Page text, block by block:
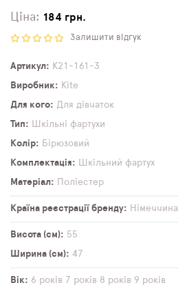
Ціна: 184 грн.
Залишити відгук
Артикул
K21-161-3
Виробник
Kite
Для кого
Для дівчаток
Тип
Шкільні фартухи
Колір
Бірюзовий
Комплектація
Шкільний фартух
Матеріал
Поліестер
Країна реєстрації бренду Німеччина
Висота (см)
55
Ширина (см)
47
Вік 6 років 7 років 8 років 9 років